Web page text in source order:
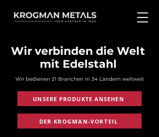
Wir verbinden die Welt
mit Edelstahl
Wir bedienen 21 Branchen in 34 Ländern weltweit
UNSERE PRODUKTE ANSEHEN
DER KROGMAN-VORTEIL